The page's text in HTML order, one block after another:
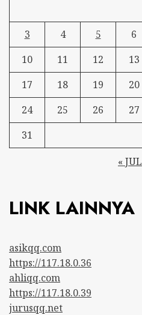
3
4 5 6
10
11 12 13
17
18 19 20
24
25 26 27
31
« JUL
LINK LAINNYA
asikqq.com
https://117.18.0.36
ahliqq.com
https://117.18.0.39
jurusqq.net